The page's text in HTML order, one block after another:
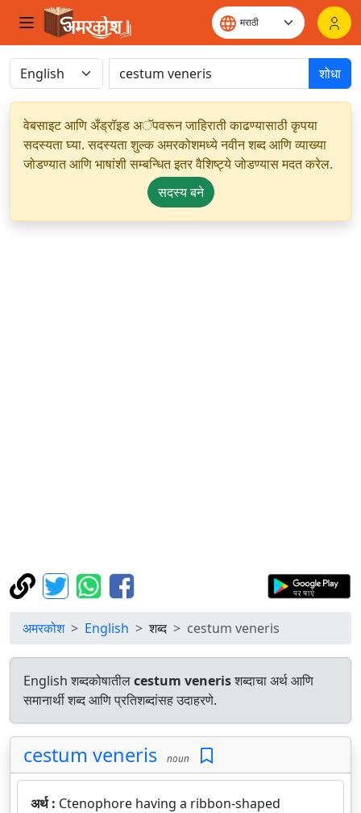
शोधा
वेबसाइट आणि अँड्रॉइड अॅपवरून जाहिराती काढण्यासाठी कृपया
सदस्यता घ्या. सदस्यता शुल्क अमरकोशमध्ये नवीन शब्द आणि व्याख्या
जोडण्यात आणि भाषांशी सम्बन्धित इतर वैशिष्ट्ये जोडण्यास मदत करेल.
सदस्य बने
अमरकोश English शब्द cestum veneris
English शब्दकोषातीलcestum venerisशब्दाचा अर्थ आणि
समानार्थी शब्द आणि प्रतिशब्दांसह उदाहरणे.
cestum veneris noun
अर्थ : Ctenophore having a ribbon-shaped